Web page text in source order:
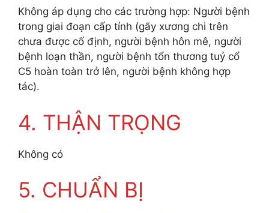
Không áp dụng cho các trường hợp: Người bệnh
trong giai đoạn cấp tính (gãy xương chi trên
chưa được cố định, người bệnh hôn mê, người
bệnh loạn thần, người bệnh tổn thương tuỷ cổ
C5 hoàn toàn trở lên, người bệnh không hợp
tác).
4. THẬN TRỌNG
Không có
5. CHUẨN BỊ